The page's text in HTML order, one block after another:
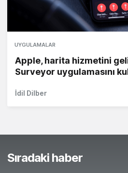
UYGULAMALAR
Apple, harita hizmetini
Surveyor uygulamasını
İdil Dilber
Sıradaki haber